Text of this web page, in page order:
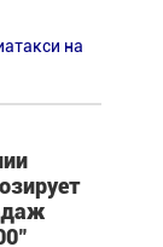
на